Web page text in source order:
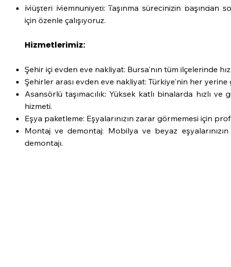
Müşteri Memnuniyeti: Taşınma sürecinizin başından
için özenle çalışıyoruz.
Hizmetlerimiz:
Şehir içi evden eve nakliyat: Bursa'nın tüm ilçelerinde
Şehirler arası evden eve nakliyat: Türkiye'nin her yerine
Asansörlü taşımacılık: Yüksek katlı binalarda hızlı ve
hizmeti.
Eşya paketleme: Eşyalarınızın zarar görmemesi için
Montaj ve demontaj: Mobilya ve beyaz
demontajı.